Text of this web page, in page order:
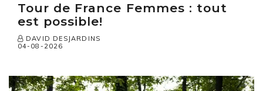
Tour de France Femmes : tout
est possible!
DAVID DESJARDINS
04-08-2026